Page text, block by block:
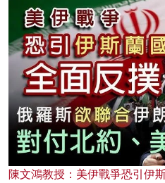
陳文鴻教授：美伊戰爭恐引伊